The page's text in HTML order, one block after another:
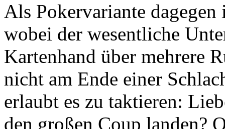
Als Pokervariante
wobei der wesentliche
Kartenhand über mehrere
nicht am Ende einer
erlaubt es zu taktieren:
den großen Coup landen?